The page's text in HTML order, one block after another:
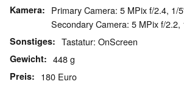
Kamera
Primary Camera: 5 MPix f/2.4, 1/
Secondary Camera: 5 MPix f/2.2,
Sonstiges Tastatur: OnScreen
Gewicht 448 g
Preis 180 Euro